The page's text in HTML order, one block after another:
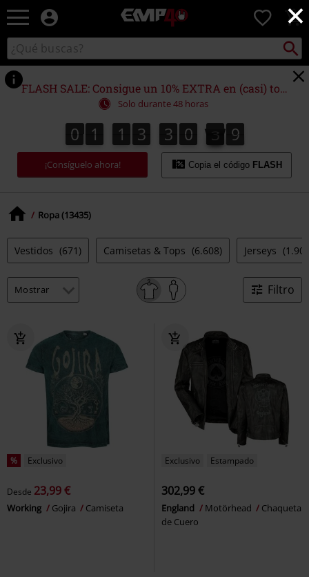
×
EMP
Música,
TV
Gaming
Merch
Ropa
Alternativa
0
Buscar
en
el
catálogo
Buscar
FLASH SALE: Consigue un 10% EXTRA en (casi) todo
Solo durante 48 horas
0
0 1
1 1
1 3
3 3
3 0
0 2
3
2 7
8
7
9
8
¡Consíguelo ahora! Copia el código FLASH
Ropa (13435)
Vestidos (671) Camisetas & Tops (6.608) Jerseys
Filtro
% Exclusivo
Desde 23,99 €
Working Gojira Camiseta
Exclusivo Estampado
302,99 €
England Motörhead
Chaqueta
de Cuero